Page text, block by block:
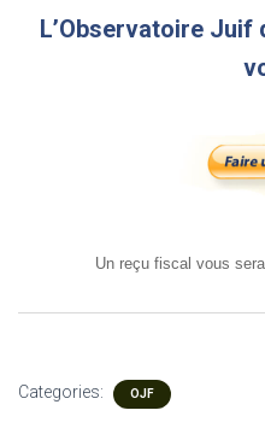
L’Observatoire Juif
Un reçu fiscal vous
Categories: OJF